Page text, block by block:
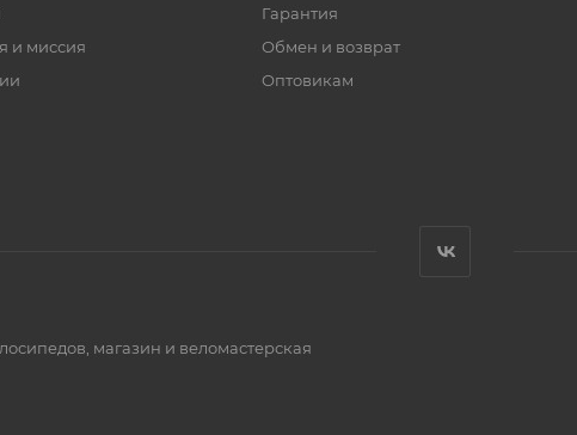
и миссия
Гарантия
Обмен и возврат
Оптовикам
магазин и веломастерская